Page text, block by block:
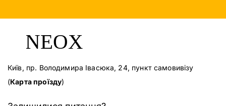
Київ, пр. Володимира Івасюка, 24, пункт самовивізу
(Карта проїзду)